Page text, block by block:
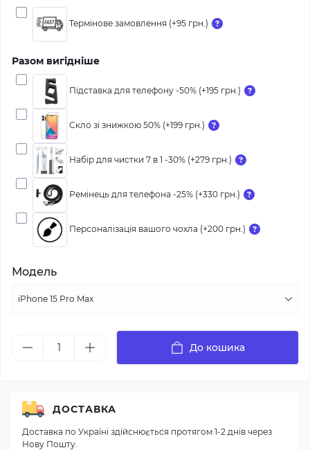
Термінове замовлення (+95 грн.)
Разом вигідніше
Підставка для телефону -50% (+195 грн.)
Скло зі знижкою 50% (+199 грн.)
Набір для чистки 7 в 1 -30% (+279 грн.)
Ремінець для телефона -25% (+330 грн.)
Персоналізація вашого чохла (+200 грн.)
Модель
До кошика
ДОСТАВКА
Доставка по Україні здійснюється протягом 1-2 днів через
Нову Пошту.